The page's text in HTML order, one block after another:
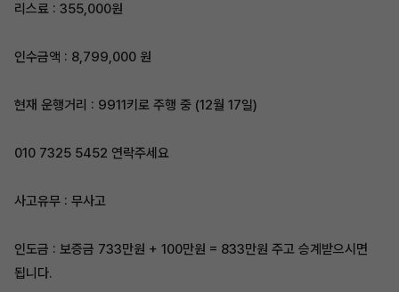
리스료 : 355,000원
인수금액 : 8,799,000 원
현재 운행거리 : 9911키로 주행 중 (12월 17일)
010 7325 5452 연락주세요
사고유무 : 무사고
인도금 : 보증금 733만원 + 100만원 = 833만원 주고 승계받으시면
됩니다.